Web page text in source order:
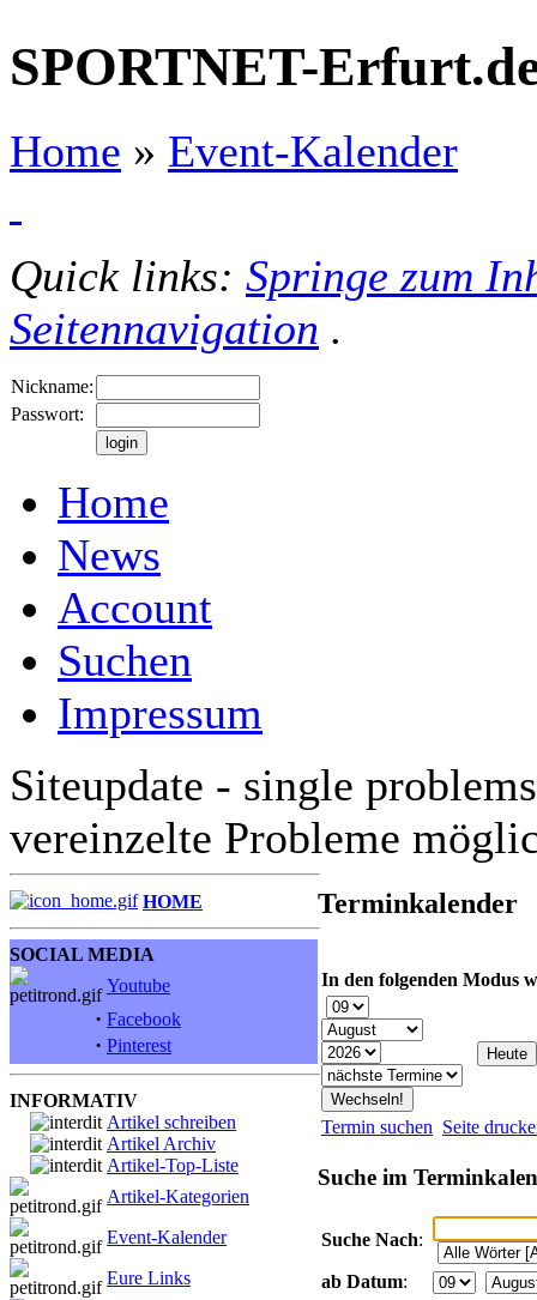
SPORTNET-
Home » Event-Kalender
Quick links: Springe zum
Seitennavigation .
Nickname:
Passwort:
Home
News
Account
Suchen
Impressum
Siteupdate - single
vereinzelte Probleme
HOME
SOCIAL MEDIA
Youtube
· Facebook
· Pinterest
INFORMATIV
Artikel schreiben
Artikel Archiv
Artikel-Top-Liste
Artikel-Kategorien
Event-Kalender
Eure Links
Terminkalender
In den folgenden Modus
Termin suchen Seite
Suche im
Suche Nach:
ab Datum: